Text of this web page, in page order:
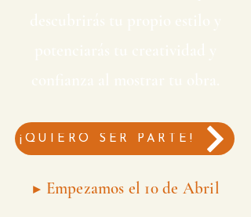
¡QUIERO SER PARTE!
▶︎ Empezamos el 10 de Abril